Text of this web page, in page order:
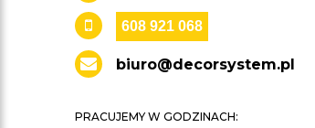
608 921 068
biuro@decorsystem.pl
PRACUJEMY W GODZINACH: